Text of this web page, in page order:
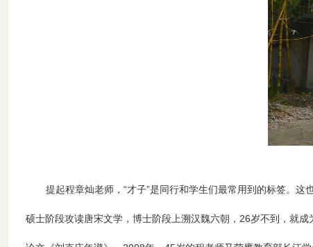
提起程章灿老师，“才子”是同行和学生们最常用到的标签。
硕士阶段攻读唐宋文学，博士阶段上溯汉魏六朝，26岁不到，就